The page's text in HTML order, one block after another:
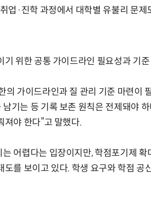
업·진학 과정에서 대학별 유불리 문제
위한 공통 가이드라인 필요성과 기
가이드라인과 질 관리 기준 마련이
기는 등 기록 보존 원칙은 전제돼야
져야 한다”고 말했다.
어렵다는 입장이지만, 학점포기제 확
를 보이고 있다. 학생 요구와 학점 공